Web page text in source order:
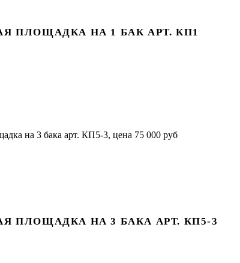
ПЛОЩАДКА НА 1 БАК АРТ. КП1
ПЛОЩАДКА НА 3 БАКА АРТ. КП5-3